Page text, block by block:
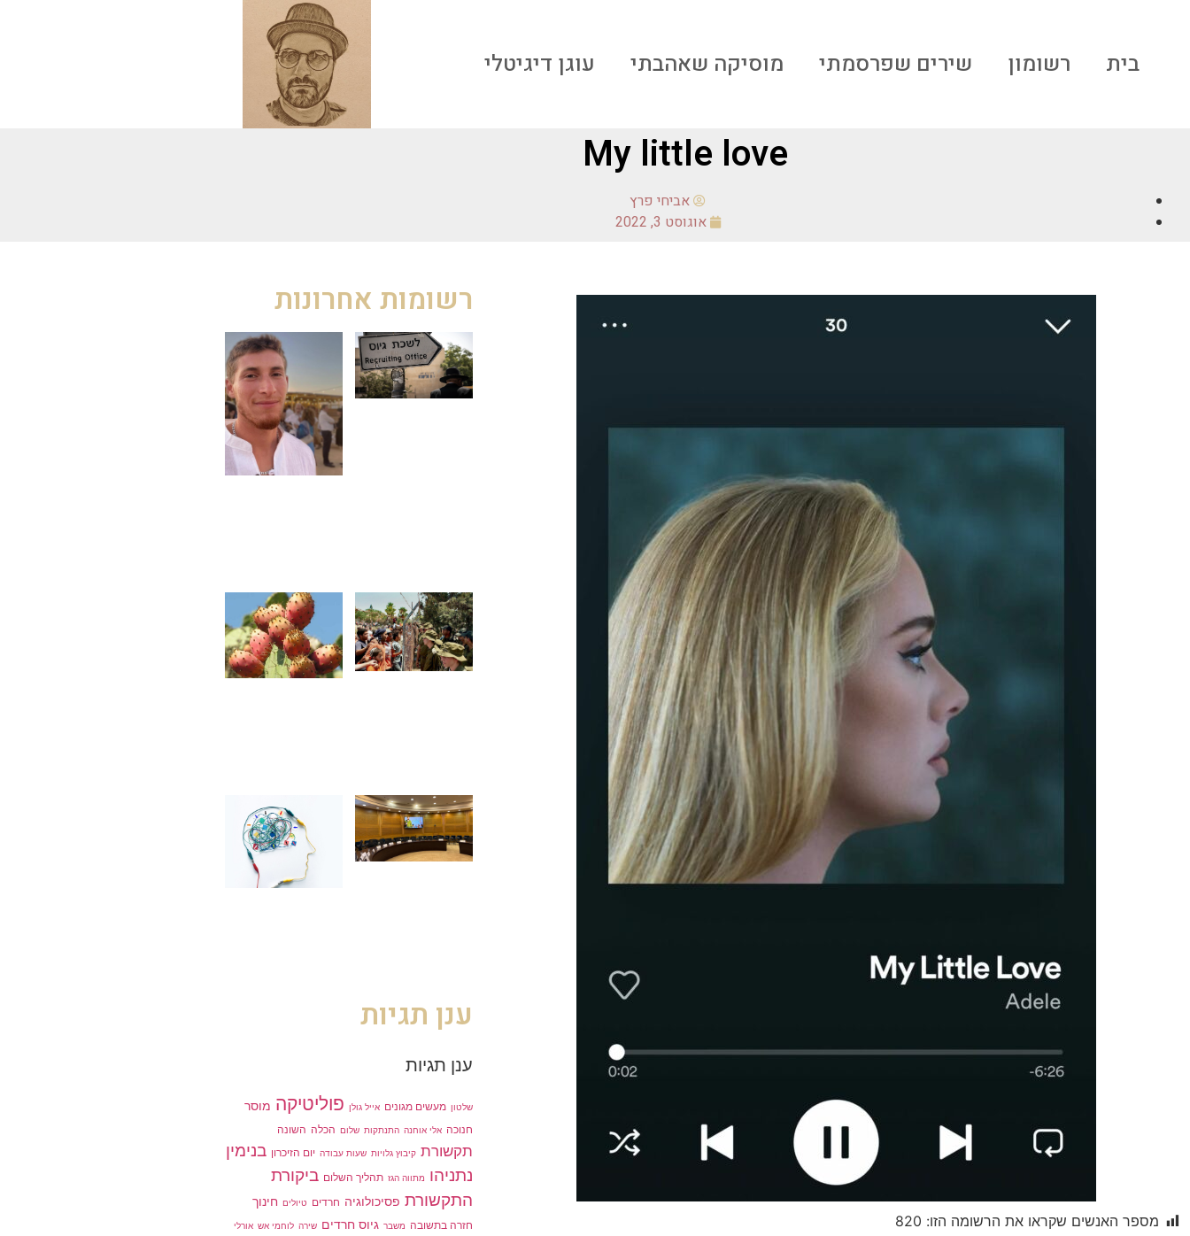
בית רשומון שירים שפרסמתי מוסיקה שאהבתי עוגן דיגיטלי
My little love
אביחי פרץ
אוגוסט 3, 2022
מספר האנשים שקראו את הרשומה הזו: 820
רשומות אחרונות
ענן תגיות
ענן תגיות
שלטון מעשים מגונים אייל גולן פוליטיקה מוסר
חנוכה אלי אוחנה התנתקות שלום הכלה השונה
תקשורת קיבוץ גלויות שעות עבודה יום הזיכרון בנימין
נתניהו מתווה הגז תהליך השלום ביקורת
התקשורת פסיכולוגיה חרדים טיולים חינוך
חזרה בתשובה משבר גיוס חרדים שירה לוחמי אש אורלי